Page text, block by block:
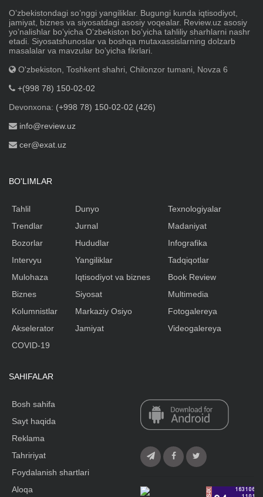
Oʼzbekistondagi soʼnggi yangiliklar. Bugungi kunda iqtisodiyot,
jamiyat, biznes va siyosatdagi asosiy voqealar. Review.uz asosiy
yoʼnalishlar boʼyicha Oʼzbekiston boʼyicha tahliliy sharhlarni nashr
etadi. Siyosatshunoslar va boshqa mutaxassislarning dolzarb
masalalar va mavzular boʼyicha fikrlari.
O'zbekiston, Toshkent shahri, Chilonzor tumani, Novza 6
+(998 78) 150-02-02
Devonxona: (+998 78) 150-02-02 (426)
info@review.uz
cer@exat.uz
BO'LIMLAR
Tahlil
Trendlar
Bozorlar
Intervyu
Mulohaza
Biznes
Kolumnistlar
Akselerator
Dunyo
Jurnal
Hududlar
Yangiliklar
Iqtisodiyot va biznes
Siyosat
Markaziy Osiyo
Jamiyat
Texnologiyalar
Madaniyat
Infografika
Tadqiqotlar
Book Review
Multimedia
Fotogalereya
Videogalereya
COVID-19
SAHIFALAR
Bosh sahifa
Sayt haqida
Reklama
Tahririyat
Foydalanish shartlari
Aloqa